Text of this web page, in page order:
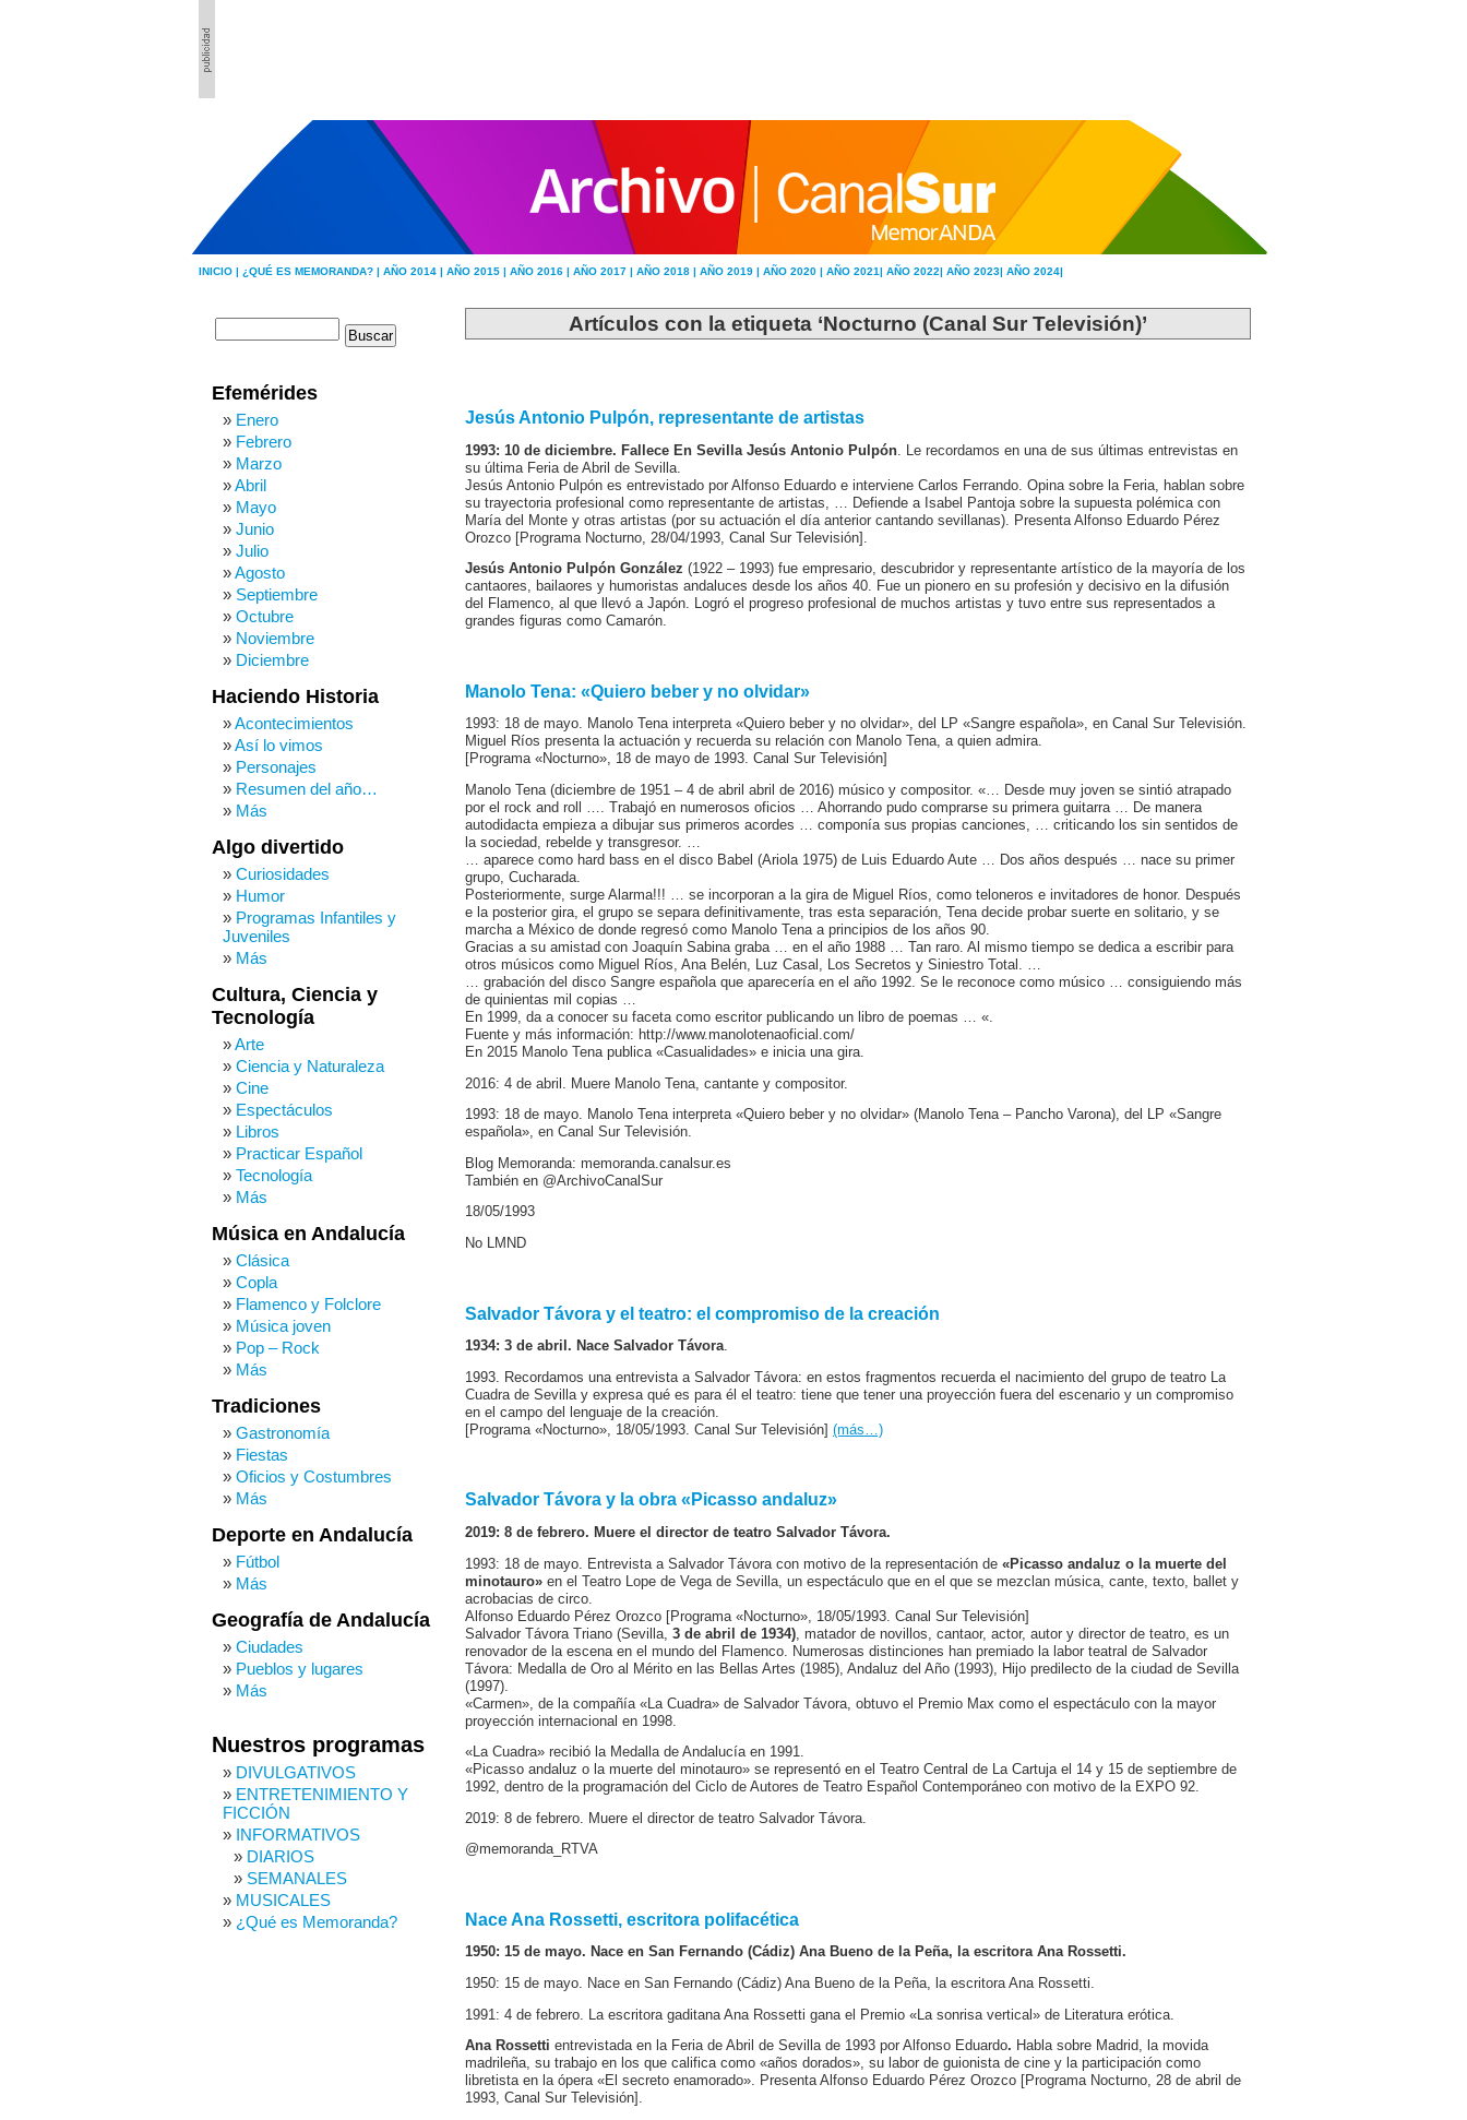
INICIO | ¿QUÉ ES MEMORANDA? | AÑO 2014 | AÑO 2015 | AÑO 2016 | AÑO 2017 | AÑO 2018 | AÑO 2019 | AÑO 2020 | AÑO 2021| AÑO 2022| AÑO 2023| AÑO 2024|
Artículos con la etiqueta ‘Nocturno (Canal Sur Televisión)’
Jesús Antonio Pulpón, representante de artistas
1993: 10 de diciembre. Fallece En Sevilla Jesús Antonio Pulpón . Le recordamos en una de sus últimas entrevistas en
su última Feria de Abril de Sevilla.
Jesús Antonio Pulpón es entrevistado por Alfonso Eduardo e interviene Carlos Ferrando. Opina sobre la Feria, hablan sobre
su trayectoria profesional como representante de artistas, … Defiende a Isabel Pantoja sobre la supuesta polémica con
María del Monte y otras artistas (por su actuación el día anterior cantando sevillanas). Presenta Alfonso Eduardo Pérez
Orozco [Programa Nocturno, 28/04/1993, Canal Sur Televisión].
Jesús Antonio Pulpón González (1922 – 1993) fue empresario, descubridor y representante artístico de la mayoría de los
cantaores, bailaores y humoristas andaluces desde los años 40. Fue un pionero en su profesión y decisivo en la difusión
del Flamenco, al que llevó a Japón. Logró el progreso profesional de muchos artistas y tuvo entre sus representados a
grandes figuras como Camarón.
Manolo Tena: «Quiero beber y no olvidar»
1993: 18 de mayo. Manolo Tena interpreta «Quiero beber y no olvidar», del LP «Sangre española», en Canal Sur Televisión.
Miguel Ríos presenta la actuación y recuerda su relación con Manolo Tena, a quien admira.
[Programa «Nocturno», 18 de mayo de 1993. Canal Sur Televisión]
Manolo Tena (diciembre de 1951 – 4 de abril abril de 2016) músico y compositor. «… Desde muy joven se sintió atrapado
por el rock and roll …. Trabajó en numerosos oficios … Ahorrando pudo comprarse su primera guitarra … De manera
autodidacta empieza a dibujar sus primeros acordes … componía sus propias canciones, … criticando los sin sentidos de
la sociedad, rebelde y transgresor. …
… aparece como hard bass en el disco Babel (Ariola 1975) de Luis Eduardo Aute … Dos años después … nace su primer
grupo, Cucharada.
Posteriormente, surge Alarma!!! … se incorporan a la gira de Miguel Ríos, como teloneros e invitadores de honor. Después
e la posterior gira, el grupo se separa definitivamente, tras esta separación, Tena decide probar suerte en solitario, y se
marcha a México de donde regresó como Manolo Tena a principios de los años 90.
Gracias a su amistad con Joaquín Sabina graba … en el año 1988 … Tan raro. Al mismo tiempo se dedica a escribir para
otros músicos como Miguel Ríos, Ana Belén, Luz Casal, Los Secretos y Siniestro Total. …
… grabación del disco Sangre española que aparecería en el año 1992. Se le reconoce como músico … consiguiendo más
de quinientas mil copias …
En 1999, da a conocer su faceta como escritor publicando un libro de poemas … «.
Fuente y más información: http://www.manolotenaoficial.com/
En 2015 Manolo Tena publica «Casualidades» e inicia una gira.
2016: 4 de abril. Muere Manolo Tena, cantante y compositor.
1993: 18 de mayo. Manolo Tena interpreta «Quiero beber y no olvidar» (Manolo Tena – Pancho Varona), del LP «Sangre
española», en Canal Sur Televisión.
Blog Memoranda: memoranda.canalsur.es
También en @ArchivoCanalSur
18/05/1993
No LMND
Salvador Távora y el teatro: el compromiso de la creación
1934: 3 de abril. Nace Salvador Távora.
1993. Recordamos una entrevista a Salvador Távora: en estos fragmentos recuerda el nacimiento del grupo de teatro La
Cuadra de Sevilla y expresa qué es para él el teatro: tiene que tener una proyección fuera del escenario y un compromiso
en el campo del lenguaje de la creación.
[Programa «Nocturno», 18/05/1993. Canal Sur Televisión] (más…)
Salvador Távora y la obra «Picasso andaluz»
2019: 8 de febrero. Muere el director de teatro Salvador Távora.
1993: 18 de mayo. Entrevista a Salvador Távora con motivo de la representación de «Picasso andaluz o la muerte del
minotauro» en el Teatro Lope de Vega de Sevilla, un espectáculo que en el que se mezclan música, cante, texto, ballet y
acrobacias de circo.
Alfonso Eduardo Pérez Orozco [Programa «Nocturno», 18/05/1993. Canal Sur Televisión]
Salvador Távora Triano (Sevilla, 3 de abril de 1934) , matador de novillos, cantaor, actor, autor y director de teatro, es un
renovador de la escena en el mundo del Flamenco. Numerosas distinciones han premiado la labor teatral de Salvador
Távora: Medalla de Oro al Mérito en las Bellas Artes (1985), Andaluz del Año (1993), Hijo predilecto de la ciudad de Sevilla
(1997).
«Carmen», de la compañía «La Cuadra» de Salvador Távora, obtuvo el Premio Max como el espectáculo con la mayor
proyección internacional en 1998.
«La Cuadra» recibió la Medalla de Andalucía en 1991.
«Picasso andaluz o la muerte del minotauro» se representó en el Teatro Central de La Cartuja el 14 y 15 de septiembre de
1992, dentro de la programación del Ciclo de Autores de Teatro Español Contemporáneo con motivo de la EXPO 92.
2019: 8 de febrero. Muere el director de teatro Salvador Távora.
@memoranda_RTVA
Nace Ana Rossetti, escritora polifacética
1950: 15 de mayo. Nace en San Fernando (Cádiz) Ana Bueno de la Peña, la escritora Ana Rossetti.
1950: 15 de mayo. Nace en San Fernando (Cádiz) Ana Bueno de la Peña, la escritora Ana Rossetti.
1991: 4 de febrero. La escritora gaditana Ana Rossetti gana el Premio «La sonrisa vertical» de Literatura erótica.
Ana Rossetti entrevistada en la Feria de Abril de Sevilla de 1993 por Alfonso Eduardo. Habla sobre Madrid, la movida
madrileña, su trabajo en los que califica como «años dorados», su labor de guionista de cine y la participación como
libretista en la ópera «El secreto enamorado». Presenta Alfonso Eduardo Pérez Orozco [Programa Nocturno, 28 de abril de
1993, Canal Sur Televisión].
Efemérides
Enero
Febrero
Marzo
Abril
Mayo
Junio
Julio
Agosto
Septiembre
Octubre
Noviembre
Diciembre
Haciendo Historia
Acontecimientos
Así lo vimos
Personajes
Resumen del año…
Más
Algo divertido
Curiosidades
Humor
Programas Infantiles y
Juveniles
Más
Cultura, Ciencia y
Tecnología
Arte
Ciencia y Naturaleza
Cine
Espectáculos
Libros
Practicar Español
Tecnología
Más
Música en Andalucía
Clásica
Copla
Flamenco y Folclore
Música joven
Pop – Rock
Más
Tradiciones
Gastronomía
Fiestas
Oficios y Costumbres
Más
Deporte en Andalucía
Fútbol
Más
Geografía de Andalucía
Ciudades
Pueblos y lugares
Más
Nuestros programas
DIVULGATIVOS
ENTRETENIMIENTO Y
FICCIÓN
INFORMATIVOS
DIARIOS
SEMANALES
MUSICALES
¿Qué es Memoranda?